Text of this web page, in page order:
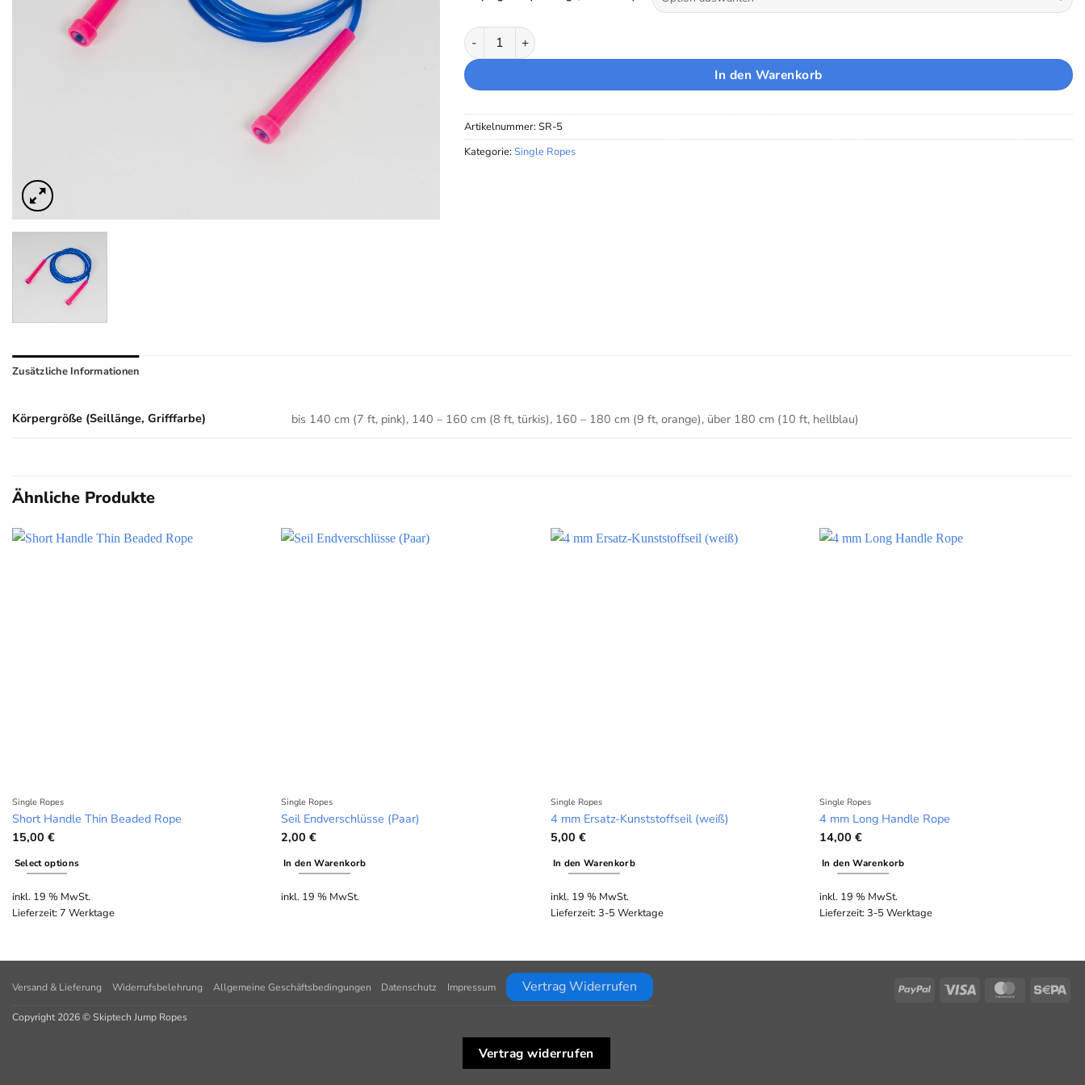
5 mm Single Rope Menge
In den Warenkorb
Artikelnummer:SR-5
Kategorie:Single Ropes
Zusätzliche Informationen
Körpergröße (Seillänge, Grifffarbe) bis 140 cm (7 ft, pink), 140 – 160 cm (8 ft, türkis), 160 – 180 cm (9 ft, orange), über 180 cm (10 ft, hellblau)
Ähnliche Produkte
Single Ropes
Short Handle Thin Beaded Rope
15,00 €
Select options
inkl. 19 % MwSt.
Lieferzeit:7 Werktage
Single Ropes
Seil Endverschlüsse (Paar)
2,00€
In den Warenkorb
inkl. 19 % MwSt.
Single Ropes
4 mm Ersatz-Kunststoffseil (weiß)
5,00 €
In den Warenkorb
inkl. 19 % MwSt.
Lieferzeit:3-5 Werktage
Single Ropes
4 mm Long Handle Rope
14,00€
In den Warenkorb
inkl. 19 % MwSt.
Lieferzeit:3-5 Werktage
PayPal Visa MasterCard
Versand & Lieferung Widerrufsbelehrung Allgemeine Geschäftsbedingungen Datenschutz Impressum Vertrag Widerrufen
Copyright 2026 © Skiptech Jump Ropes
Vertrag widerrufen